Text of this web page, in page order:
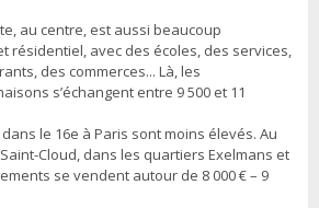
au centre, est aussi beaucoup
résidentiel, avec des écoles, des services,
des commerces... Là, les
s’échangent entre 9 500 et 11
le 16e à Paris sont moins élevés. Au
Cloud, dans les quartiers Exelmans et
se vendent autour de 8 000 € – 9